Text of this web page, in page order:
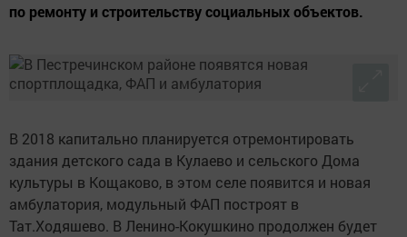
по ремонту и строительству социальных объектов.
В 2018 капитально планируется отремонтировать
здания детского сада в Кулаево и сельского Дома
культуры в Кощаково, в этом селе появится и новая
амбулатория, модульный ФАП построят в
Тат.Ходяшево. В Ленино-Кокушкино продолжен будет